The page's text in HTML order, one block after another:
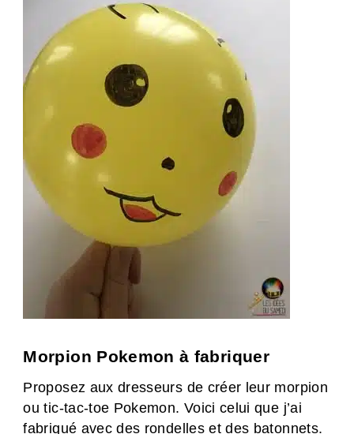
Morpion Pokemon à fabriquer
Proposez aux dresseurs de créer leur morpion
ou tic-tac-toe Pokemon. Voici celui que j’ai
fabriqué avec des rondelles et des batonnets.